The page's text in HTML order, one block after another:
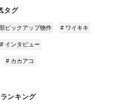
タグ
ピックアップ物件 # ワイキキ
# インタビュー
# カカアコ
ンキング